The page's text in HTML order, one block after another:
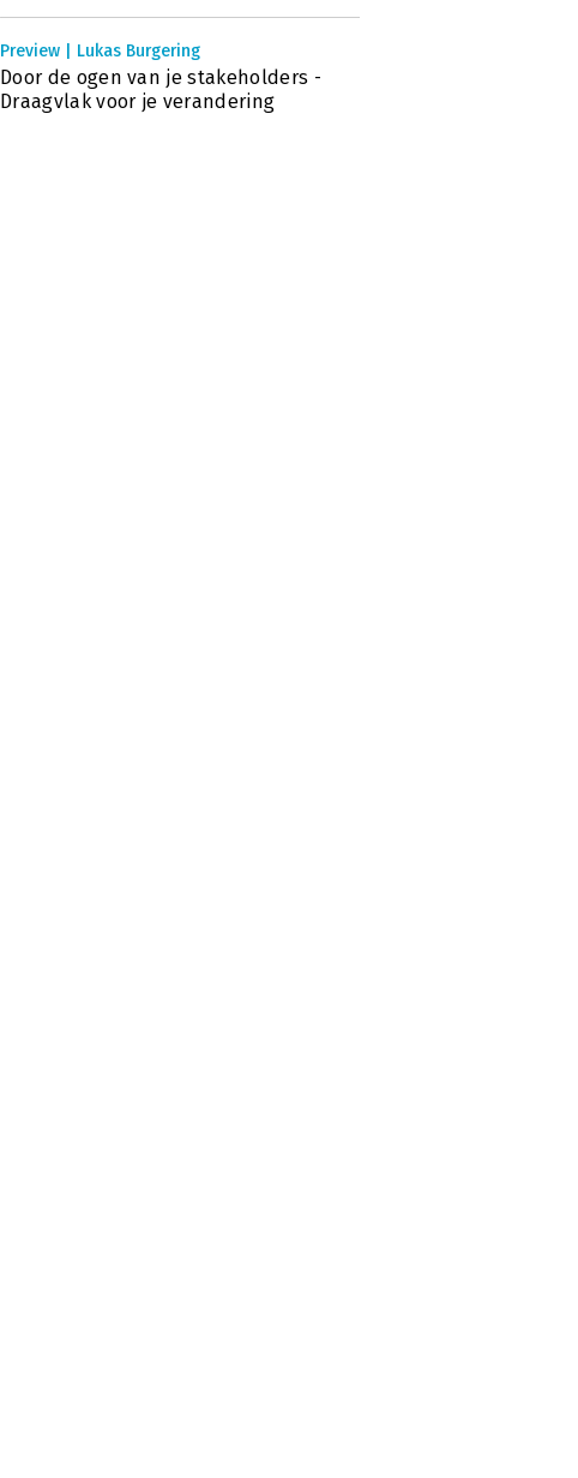
Preview | Lukas Burgering
Door de ogen van je stakeholders -
Draagvlak voor je verandering